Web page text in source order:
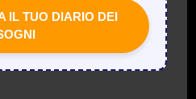
IL TUO DIARIO DEI